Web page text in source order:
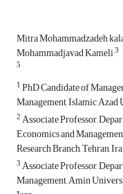
Mitra Mohammadzadeh
Mohammadjavad Kameli3
5
1PhD Candidate of
Management, Islamic
2Associate Professor,
Economics and
Research Branch, Tehran,
3Associate Professor,
Management, Amin